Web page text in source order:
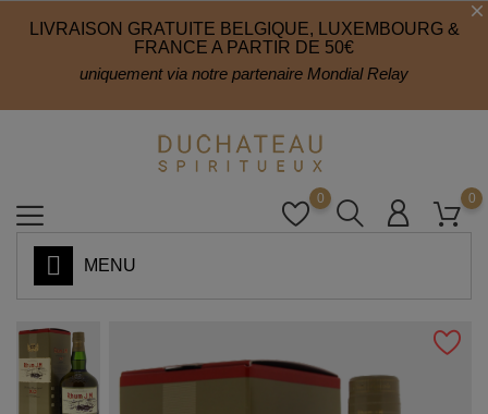
LIVRAISON GRATUITE BELGIQUE, LUXEMBOURG &
FRANCE A PARTIR DE 50€
uniquement via notre partenaire Mondial Relay
0
0
MENU